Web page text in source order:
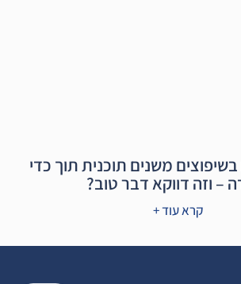
משנים תוכנית תוך כדי
וזה דווקא דבר טוב?
קרא עוד +